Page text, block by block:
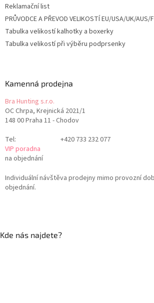
Reklamační list
PRŮVODCE A PŘEVOD VELIKOSTÍ EU/USA/UK/AUS/
Tabulka velikostí kalhotky a boxerky
Tabulka velikostí při výběru podprsenky
Kamenná prodejna
Bra Hunting s.r.o.
OC Chrpa, Krejnická 2021/1
148 00 Praha 11 - Chodov
Tel:
+420 733 232 077
VIP poradna
na objednání
Individuální návštěva prodejny mimo provozní
objednání.
Kde nás najdete?